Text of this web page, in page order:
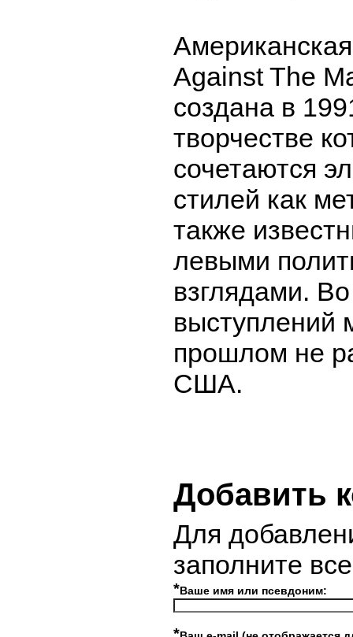
Against The
создана в
творчестве
сочетаются
стилей как
также
левыми
взглядами.
выступлений
прошлом не
США.
Добавить
Для
заполните
*Ваше имя или псевдоним: